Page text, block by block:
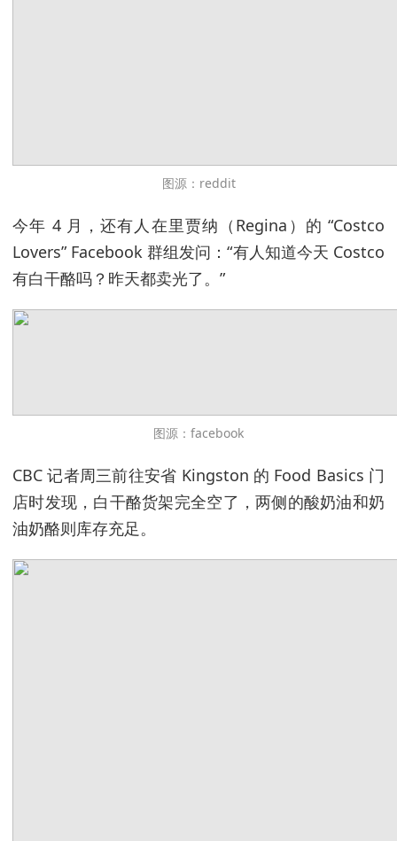
图源：reddit
今年 4 月，还有人在里贾纳（Regina）的 “Costco
Lovers” Facebook 群组发问：“有人知道今天 Costco
有白干酪吗？昨天都卖光了。”
图源：facebook
CBC 记者周三前往安省 Kingston 的 Food Basics 门
店时发现，白干酪货架完全空了，两侧的酸奶油和奶
油奶酪则库存充足。